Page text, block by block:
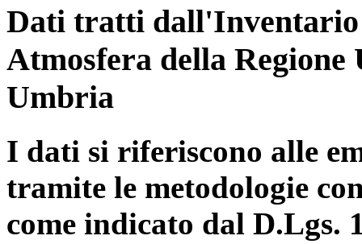
Dati tratti dall'Inventario
Atmosfera della
Umbria
I dati si riferiscono alle
tramite le metodologie
come indicato dal D.Lgs.